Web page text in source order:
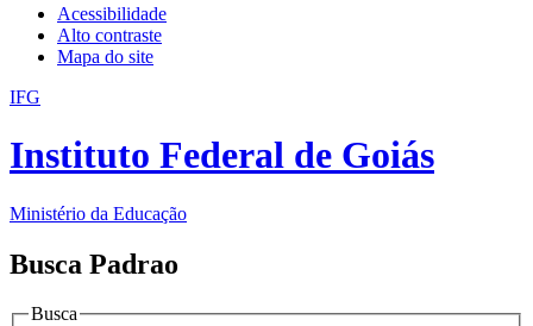
Acessibilidade
Alto contraste
Mapa do site
IFG
Instituto Federal de Goiás
Ministério da Educação
Busca Padrao
Busca